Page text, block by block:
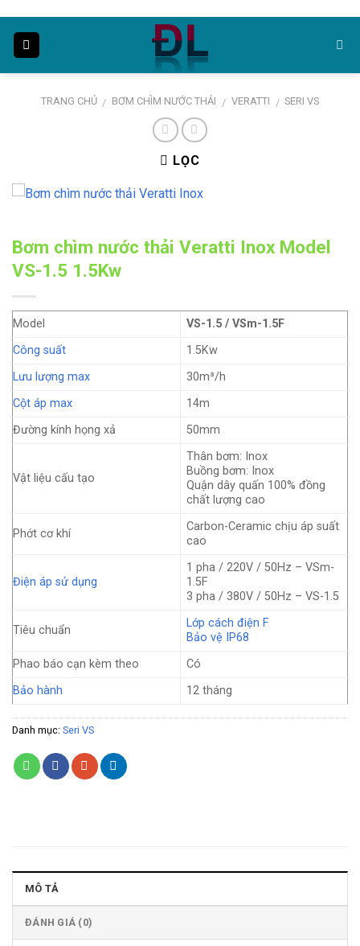
content
TRANG CHỦ / BƠM CHÌM NƯỚC THẢI / VERATTI / SERI VS
LỌC
Bơm chìm nước thải Veratti Inox Model
VS-1.5 1.5Kw
Model
VS-1.5 / VSm-1.5F
Công suất
1.5Kw
Lưu lượng max
30m³/h
Cột áp max
14m
Đường kính họng xả
50mm
Vật liệu cấu tạo
Thân bơm: Inox
Buồng bơm: Inox
Quận dây quấn 100% đồng
chất lượng cao
Phớt cơ khí
Carbon-Ceramic chịu áp suất
cao
Điện áp sử dụng
1 pha / 220V / 50Hz – VSm-
1.5F
3 pha / 380V / 50Hz – VS-1.5
Tiêu chuẩn
Lớp cách điện F
Bảo vệ IP68
Phao báo cạn kèm theo
Có
Bảo hành
12 tháng
Danh mục: Seri VS
MÔ TẢ
ĐÁNH GIÁ (0)